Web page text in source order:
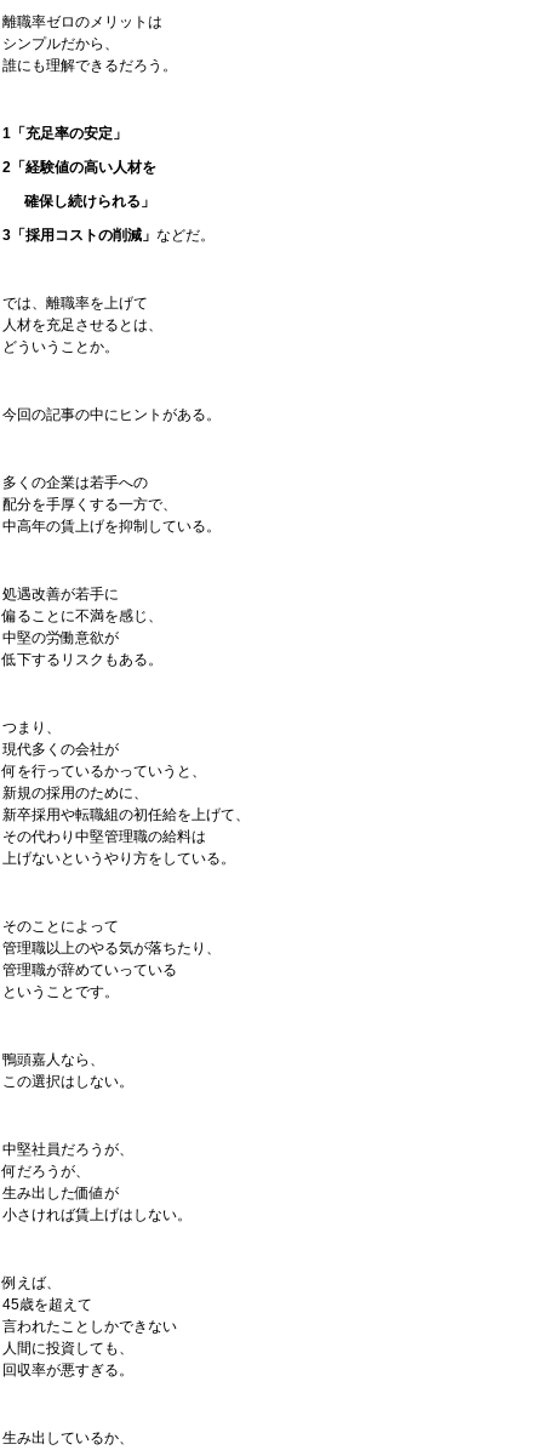
離職率ゼロのメリットは
シンプルだから、
誰にも理解できるだろう。
1「充足率の安定」
2「経験値の高い人材を
確保し続けられる」
3「採用コストの削減」 などだ。
では、離職率を上げて
人材を充足させるとは、
どういうことか。
今回の記事の中にヒントがある。
多くの企業は若手への
配分を手厚くする一方で、
中高年の賃上げを抑制している。
処遇改善が若手に
偏ることに不満を感じ、
中堅の労働意欲が
低下するリスクもある。
つまり、
現代多くの会社が
何を行っているかっていうと、
新規の採用のために、
新卒採用や転職組の初任給を上げて、
その代わり中堅管理職の給料は
上げないというやり方をしている。
そのことによって
管理職以上のやる気が落ちたり、
管理職が辞めていっている
ということです。
鴨頭嘉人なら、
この選択はしない。
中堅社員だろうが、
何だろうが、
生み出した価値が
小さければ賃上げはしない。
例えば、
45歳を超えて
言われたことしかできない
人間に投資しても、
回収率が悪すぎる。
生み出しているか、